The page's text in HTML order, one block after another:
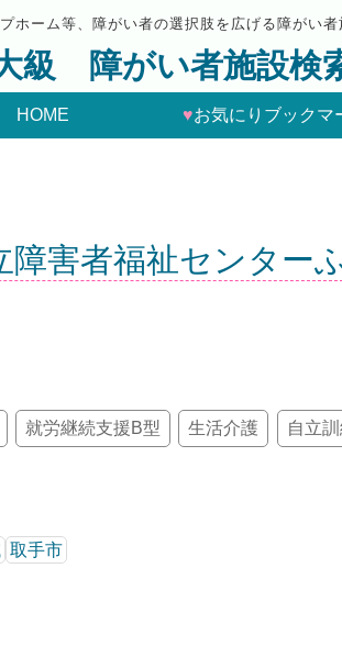
ホーム等、障がい者の選択肢を広げる障がい者
級 障がい者施設検
HOME ♥お気にりブックマ
障害者福祉センター
就労継続支援B型 生活介護 自立
取手市